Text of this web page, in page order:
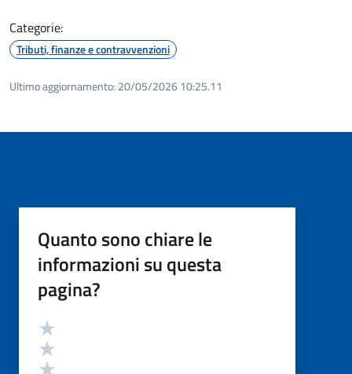
Categorie:
Tributi, finanze e contravvenzioni
Ultimo aggiornamento: 20/05/2026 10:25.11
Quanto sono chiare le
informazioni su questa
pagina?
Valutazione